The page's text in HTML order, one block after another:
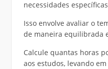
necessidades
Isso envolve avaliar o
de maneira equilibrada
Calcule quantas horas
aos estudos, levando